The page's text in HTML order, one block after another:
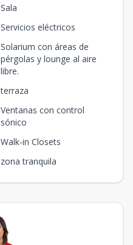
Sala
Servicios eléctricos
Solarium con áreas de
pérgolas y lounge al aire
libre.
terraza
Ventanas con control
sónico
Walk-in Closets
zona tranquila